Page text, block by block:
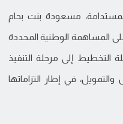
المستدامة، مسعودة بنت بحام
المساهمة الوطنية المحددة
التخطيط إلى مرحلة التنفيذ
في إطار التزاماتها